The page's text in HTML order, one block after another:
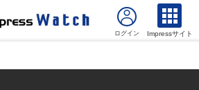
Impressサイト